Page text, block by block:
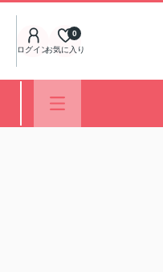
ログインお気に入り
0